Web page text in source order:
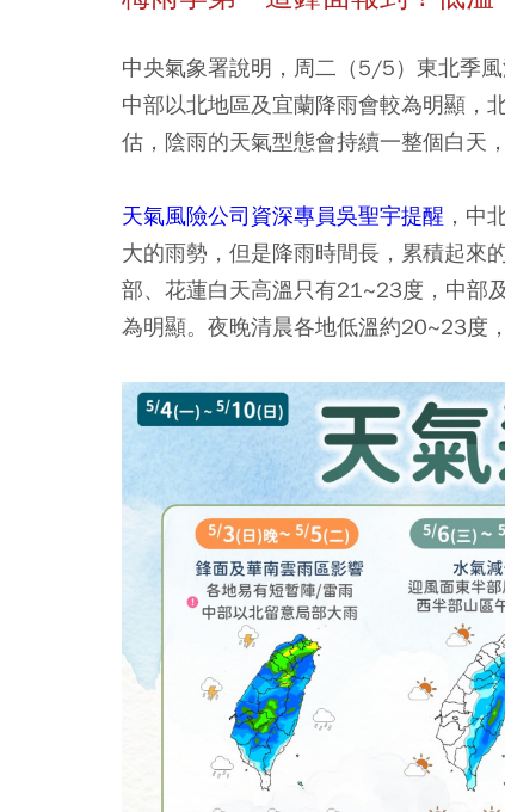
中央氣象署說明，周二（5/5）東北季
中部以北地區及宜蘭降雨會較為明顯，
估， 陰雨的天氣型態會持續一整個白天
天氣風險公司資深專員吳聖宇提醒 ，中
大的雨勢，但是降雨時間長，累積起來
部、花蓮白天高溫只有21~23度，中部
為明顯。夜晚清晨各地低溫約20~23度